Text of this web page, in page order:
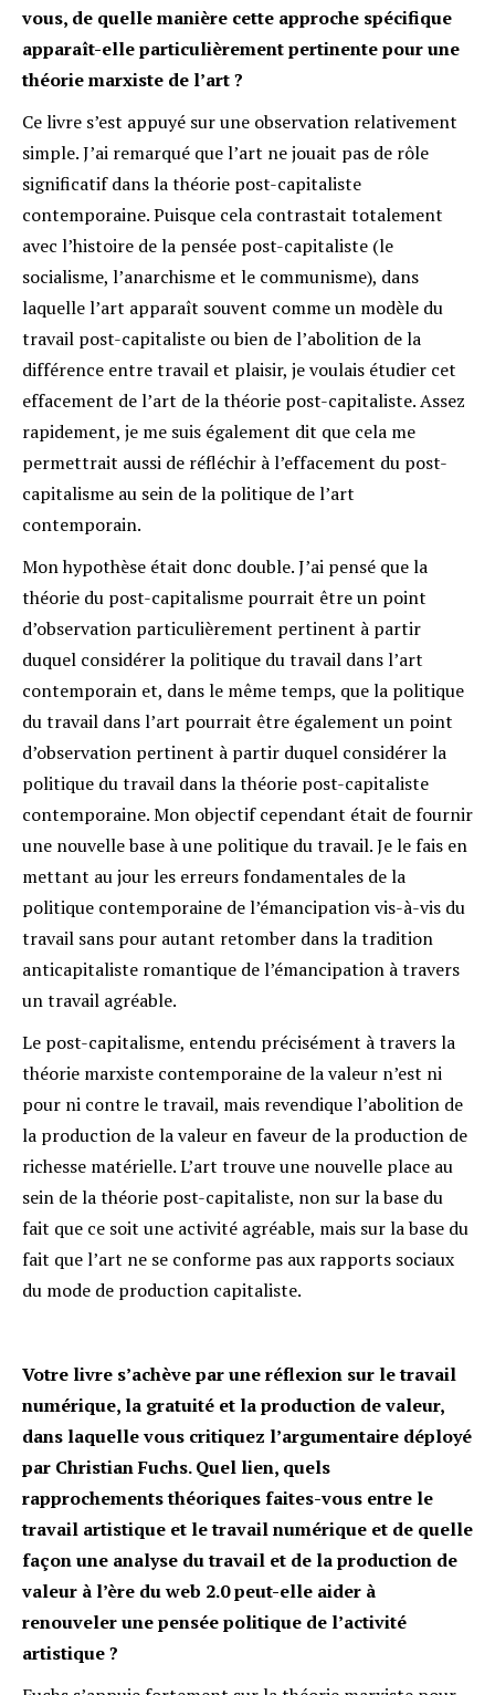
vous, de quelle manière cette approche spécifique
apparaît-elle particulièrement pertinente pour une
théorie marxiste de l’art ?
Ce livre s’est appuyé sur une observation relativement
simple. J’ai remarqué que l’art ne jouait pas de rôle
significatif dans la théorie post-capitaliste
contemporaine. Puisque cela contrastait totalement
avec l’histoire de la pensée post-capitaliste (le
socialisme, l’anarchisme et le communisme), dans
laquelle l’art apparaît souvent comme un modèle du
travail post-capitaliste ou bien de l’abolition de la
différence entre travail et plaisir, je voulais étudier cet
effacement de l’art de la théorie post-capitaliste. Assez
rapidement, je me suis également dit que cela me
permettrait aussi de réfléchir à l’effacement du post-
capitalisme au sein de la politique de l’art
contemporain.
Mon hypothèse était donc double. J’ai pensé que la
théorie du post-capitalisme pourrait être un point
d’observation particulièrement pertinent à partir
duquel considérer la politique du travail dans l’art
contemporain et, dans le même temps, que la politique
du travail dans l’art pourrait être également un point
d’observation pertinent à partir duquel considérer la
politique du travail dans la théorie post-capitaliste
contemporaine. Mon objectif cependant était de fournir
une nouvelle base à une politique du travail. Je le fais en
mettant au jour les erreurs fondamentales de la
politique contemporaine de l’émancipation vis-à-vis du
travail sans pour autant retomber dans la tradition
anticapitaliste romantique de l’émancipation à travers
un travail agréable.
Le post-capitalisme, entendu précisément à travers la
théorie marxiste contemporaine de la valeur n’est ni
pour ni contre le travail, mais revendique l’abolition de
la production de la valeur en faveur de la production de
richesse matérielle. L’art trouve une nouvelle place au
sein de la théorie post-capitaliste, non sur la base du
fait que ce soit une activité agréable, mais sur la base du
fait que l’art ne se conforme pas aux rapports sociaux
du mode de production capitaliste.
Votre livre s’achève par une réflexion sur le travail
numérique, la gratuité et la production de valeur,
dans laquelle vous critiquez l’argumentaire déployé
par Christian Fuchs. Quel lien, quels
rapprochements théoriques faites-vous entre le
travail artistique et le travail numérique et de quelle
façon une analyse du travail et de la production de
valeur à l’ère du web 2.0 peut-elle aider à
renouveler une pensée politique de l’activité
artistique ?